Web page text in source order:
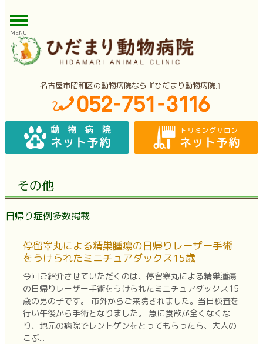
MENU
名古屋市昭和区の動物病院なら『ひだまり動物病院』
その他
日帰り症例多数掲載
停留睾丸による精巣腫瘍の日帰りレーザー手術
をうけられたミニチュアダックス15歳
今回ご紹介させていただくのは、停留睾丸による精巣腫瘍
の日帰りレーザー手術をうけられたミニチュアダックス15
歳の男の子です。 市外からご来院されました。当日検査を
行い午後から手術となりました。 急に食欲が全くなくな
り、地元の病院でレントゲンをとってもらったら、大人の
こぶ...